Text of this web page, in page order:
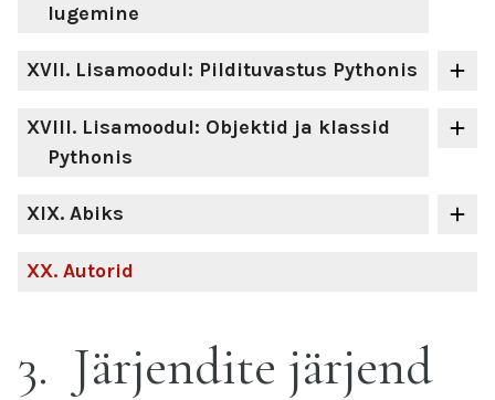
lugemine
XVII. Lisamoodul: Pildituvastus Pythonis
XVIII. Lisamoodul: Objektid ja klassid
Pythonis
XIX. Abiks
XX. Autorid
3 Järjendite järjend